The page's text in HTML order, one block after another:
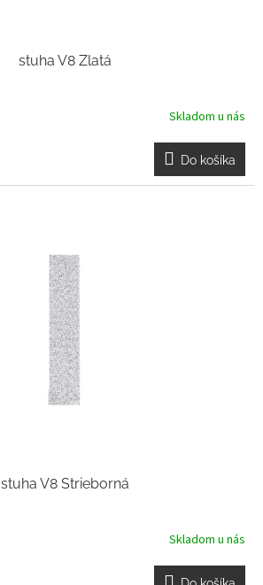
stuha V8 Zlatá
Skladom u nás
Do košíka
stuha V8 Strieborná
Skladom u nás